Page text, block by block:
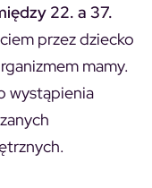
22. a 37.
przez dziecko
mamy.
wystąpienia